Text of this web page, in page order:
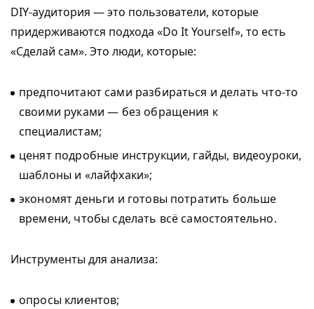
DIY-аудитория — это пользователи, которые
придерживаются подхода «Do It Yourself», то есть
«Сделай сам». Это люди, которые:
предпочитают сами разбираться и делать что-то
своими руками — без обращения к
специалистам;
ценят подробные инструкции, гайды, видеоуроки,
шаблоны и «лайфхаки»;
экономят деньги и готовы потратить больше
времени, чтобы сделать всё самостоятельно.
Инструменты для анализа:
опросы клиентов;